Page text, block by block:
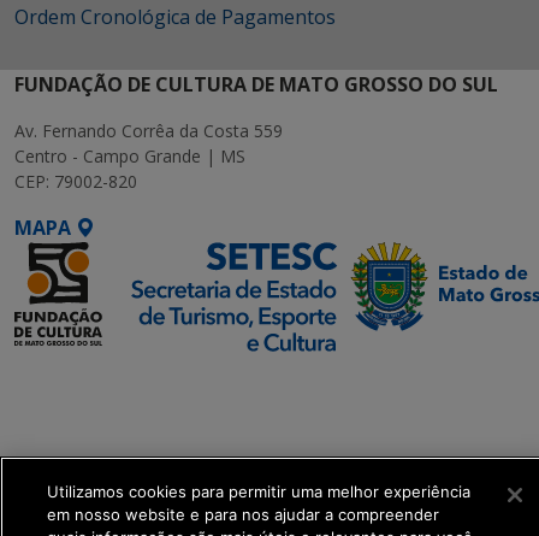
Ordem Cronológica de Pagamentos
FUNDAÇÃO DE CULTURA DE MATO GROSSO DO SUL
Av. Fernando Corrêa da Costa 559
Centro - Campo Grande | MS
CEP: 79002-820
MAPA
get_footer();
Utilizamos cookies para permitir uma melhor experiência
em nosso website e para nos ajudar a compreender